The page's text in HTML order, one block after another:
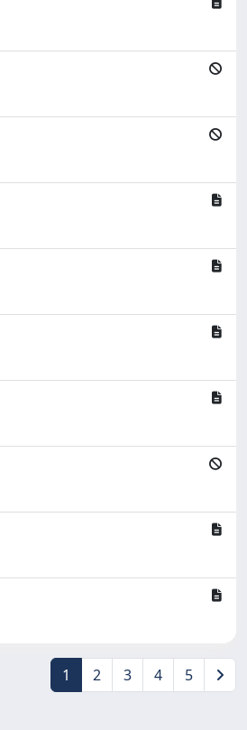
1 2 3 4 5